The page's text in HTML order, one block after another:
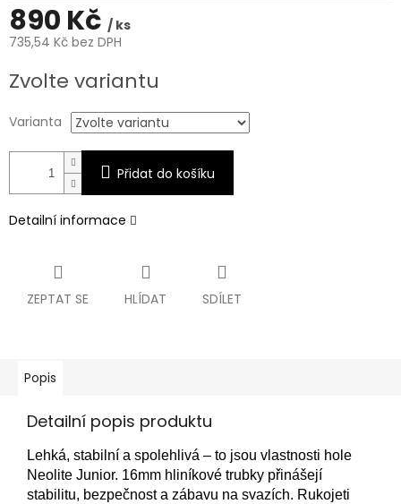
890 Kč / ks
735,54 Kč bez DPH
cena:
Zvolte variantu
Varianta
Přidat do košíku
Detailní informace
ZEPTAT SE HLÍDAT SDÍLET
Popis
Detailní popis produktu
Lehká, stabilní a spolehlivá – to jsou vlastnosti hole
Neolite Junior. 16mm hliníkové trubky přinášejí
stabilitu, bezpečnost a zábavu na svazích. Rukojeti